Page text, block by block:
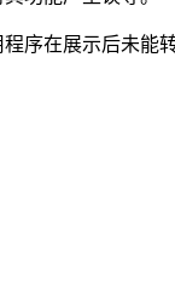
序在展示后未能